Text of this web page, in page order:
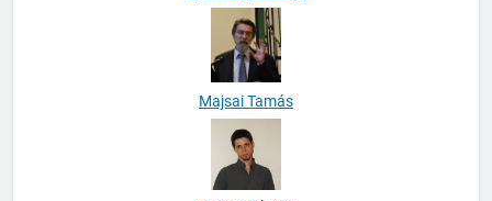
Majsai Tamás